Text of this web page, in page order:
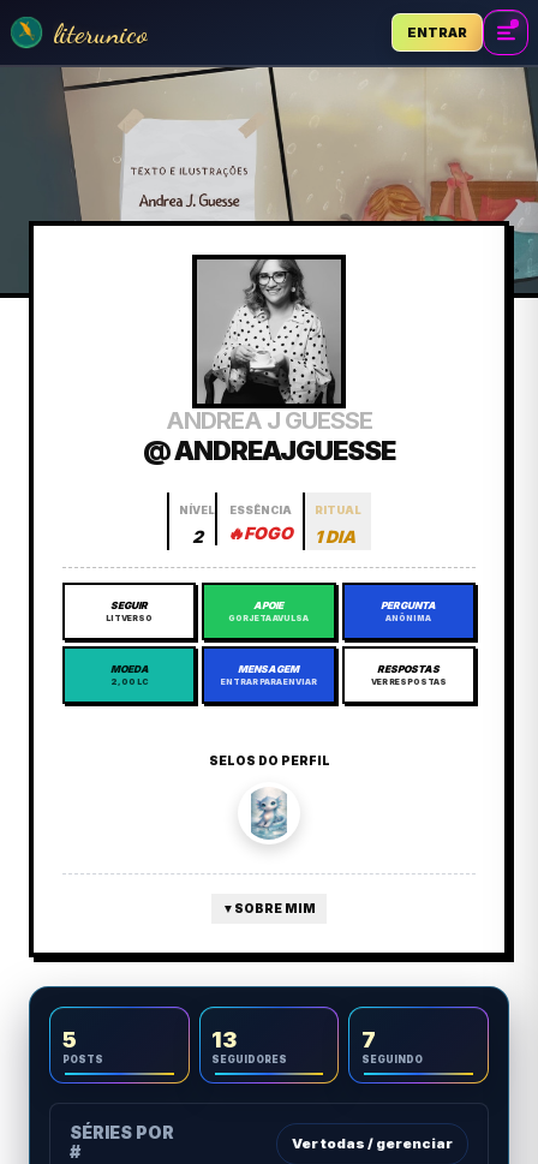
literunico ENTRAR
ANDREA J GUESSE
@ ANDREAJGUESSE
NÍVEL
2
ESSÊNCIA
🔥FOGO
RITUAL
1 DIA
SEGUIR
LITVERSO
APOIE
GORJETA AVULSA
PERGUNTA
ANÔNIMA
MOEDA
2,00 LC
MENSAGEM
ENTRAR PARA ENVIAR
RESPOSTAS
VER RESPOSTAS
SELOS DO PERFIL
▼ SOBRE MIM
5
POSTS
13
SEGUIDORES
7
SEGUINDO
SÉRIES POR
#
Ver todas / gerenciar